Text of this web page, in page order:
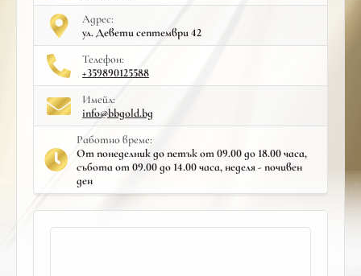
Адрес:
ул. Девети септември 42
Телефон:
+359890125588
Имейл:
info@bbgold.bg
Работно време:
От понеделник до петък от 09.00 до 18.00 часа,
събота от 09.00 до 14.00 часа, неделя - почивен
ден